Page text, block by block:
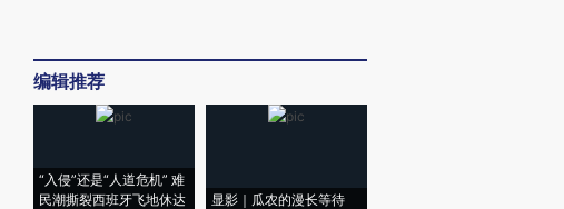
编辑推荐
“入侵”还是“人道危机” 难
民潮撕裂西班牙飞地休达
显影｜瓜农的漫长等待